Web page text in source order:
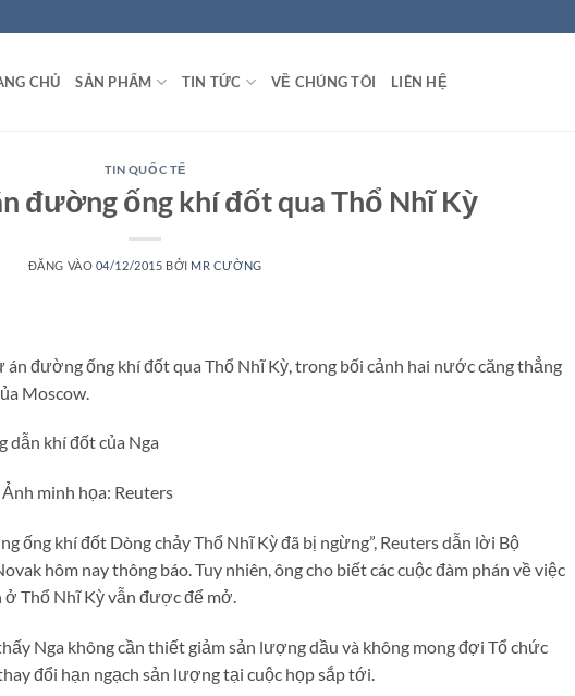
CHỦ SẢN PHẨM TIN TỨC VỀ CHÚNG TÔI LIÊN HỆ
TIN QUỐC TẾ
đường ống khí đốt qua Thổ Nhĩ Kỳ
ĐĂNG VÀO 04/12/2015 BỞI MR CƯỜNG
án đường ống khí đốt qua Thổ Nhĩ Kỳ, trong bối cảnh hai nước căng thẳng
Moscow.
minh họa: Reuters
ống khí đốt Dòng chảy Thổ Nhĩ Kỳ đã bị ngừng”, Reuters dẫn lời Bộ
hôm nay thông báo. Tuy nhiên, ông cho biết các cuộc đàm phán về việc
Thổ Nhĩ Kỳ vẫn được để mở.
Nga không cần thiết giảm sản lượng dầu và không mong đợi Tổ chức
đổi hạn ngạch sản lượng tại cuộc họp sắp tới.